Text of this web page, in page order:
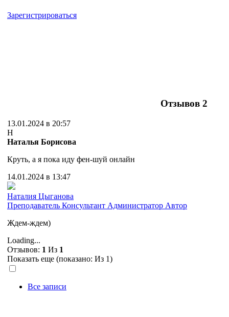
Зарегистрироваться
Отзывов 2
13.01.2024 в 20:57
Н
Наталья Борисова
Круть, а я пока иду фен-шуй онлайн
14.01.2024 в 13:47
Наталия Цыганова
Преподаватель Консультант Администратор Автор
Ждем-ждем)
Loading...
Отзывов: 1 Из 1
Показать еще (показано: Из 1)
Все записи